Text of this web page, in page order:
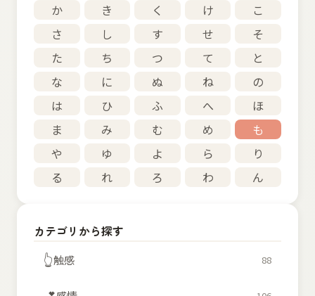
か
き く け
こ
さ
し す せ
そ
た
ち つ て
と
な
に ぬ ね
の
は
ひ ふ へ
ほ
ま
み む め
も
や
ゆ よ ら
り
る
れ ろ わ ん
カテゴリから探す
👆触感 88